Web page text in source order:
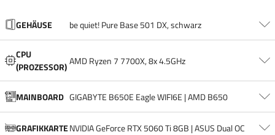
GEHÄUSE be quiet! Pure Base 501 DX, schwarz
CPU
(PROZESSOR)AMD Ryzen 7 7700X, 8x 4.5GHz
MAINBOARD GIGABYTE B650E Eagle WIFI6E | AMD B650
GRAFIKKARTENVIDIA GeForce RTX 5060 Ti 8GB | ASUS Dual OC